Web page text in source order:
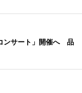
ンサート」開催へ 品